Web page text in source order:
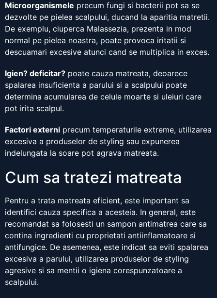
Microorganismele precum fungi si bacterii pot sa se
dezvolte pe pielea scalpului, ducand la aparitia matretii.
De exemplu, ciuperca Malassezia, prezenta in mod
normal pe pielea noastra, poate provoca iritatii si
descuamari excesive atunci cand se multiplica in exces.
Igien? deficitar? poate cauza matreata, deoarece
spalarea insuficienta a parului si a scalpului poate
determina acumularea de celule moarte si uleiuri care
pot irita scalpul.
Factori externi precum temperaturile extreme, utilizarea
excesiva a produselor de styling sau expunerea
indelungata la soare pot agrava matreata.
Cum sa tratezi matreata
Pentru a trata matreata eficient, este important sa
identifici cauza specifica a acesteia. In general, este
recomandat sa folosesti un sampon antimatrea care sa
contina ingredienti cu proprietati antiinflamatoare si
antifungice. De asemenea, este indicat sa eviti spalarea
excesiva a parului, utilizarea produselor de styling
agresive si sa mentii o igiena corespunzatoare a
scalpului.